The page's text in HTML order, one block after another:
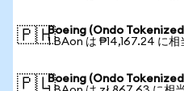
🇵🇭Boeing (Ondo
1 BAon は ₱14,167.24 に相
🇵🇱Boeing (Ondo